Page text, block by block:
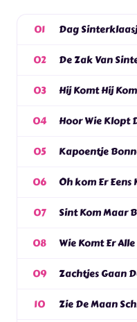
01 Dag
02 De Zak Van
03 Hij Komt Hij
04 Hoor Wie Klopt
05 Kapoentje
06 Oh kom Er Eens
07 Sint Kom Maar
08 Wie Komt Er
09 Zachtjes Gaan
10 Zie De Maan